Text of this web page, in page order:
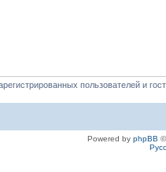
пользователей и
Powered by phpBB